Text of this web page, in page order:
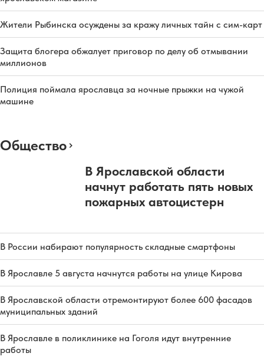
Жители Рыбинска осуждены за кражу личных тайн с сим-карт
Защита блогера обжалует приговор по делу об отмывании
миллионов
Полиция поймала ярославца за ночные прыжки на чужой
машине
Общество
В Ярославской области
начнут работать пять новых
пожарных автоцистерн
В России набирают популярность складные смартфоны
В Ярославле 5 августа начнутся работы на улице Кирова
В Ярославской области отремонтируют более 600 фасадов
муниципальных зданий
В Ярославле в поликлинике на Гоголя идут внутренние
работы